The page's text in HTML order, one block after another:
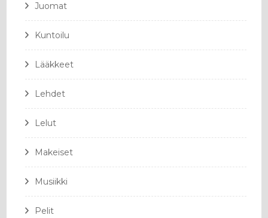
Juomat
Kuntoilu
Lääkkeet
Lehdet
Lelut
Makeiset
Musiikki
Pelit